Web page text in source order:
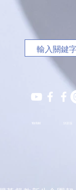
YOUTUBE S.Y.部落